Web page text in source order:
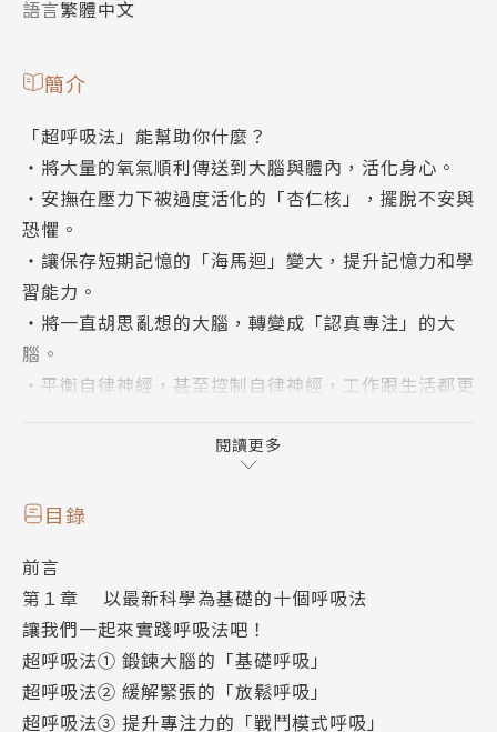
語言繁體中文
簡介
「超呼吸法」能幫助你什麼？
‧將大量的氧氣順利傳送到大腦與體內，活化身心。
‧安撫在壓力下被過度活化的「杏仁核」，擺脫不安與
恐懼。
‧讓保存短期記憶的「海馬迴」變大，提升記憶力和學
習能力。
‧將一直胡思亂想的大腦，轉變成「認真專注」的大
腦。
‧平衡自律神經，甚至控制自律神經，工作跟生活都更
該放鬆的時候徹底休息，在關鍵時刻發揮最大實力！
◆ 啟動副交感神經，放鬆身心──
緩解緊張的「放鬆呼吸」
壓抑怒氣的「息怒呼吸」
沉沉入眠的「安眠呼吸」
……etc
閱讀更多
目錄
前言
第１章 以最新科學為基礎的十個呼吸法
讓我們一起來實踐呼吸法吧！
超呼吸法① 鍛鍊大腦的「基礎呼吸」
超呼吸法② 緩解緊張的「放鬆呼吸」
超呼吸法③ 提升專注力的「戰鬥模式呼吸」